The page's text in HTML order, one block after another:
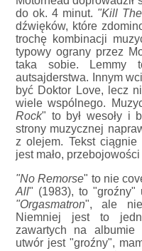
do ok. 4 minut. "Kill
dźwięków, które
trochę kombinacji
typowy ograny przez
taka sobie. Lemmy
autsajderstwa. Innym
być Doktor Love, lecz
wiele wspólnego.
Rock" to był wesoły i
strony muzycznej
z olejem. Tekst
jest mało, przebojowości
"No Remorse" to nie
All" (1983), to "groźny"
"Orgasmatron", ale
Niemniej jest to
zawartych na albumie
utwór jest "groźny",